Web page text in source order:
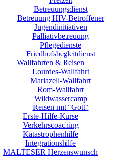
Betreuungsdienst
Betreuung HIV-Betroffener
Jugendinitiativen
Palliativbetreuung
Pflegedienste
Friedhofsbegleitdienst
Wallfahrten & Reisen
Lourdes-Wallfahrt
Mariazell-Wallfahrt
Rom-Wallfahrt
Wildwassercamp
Reisen mit "Gott"
Erste-Hilfe-Kurse
Verkehrscoaching
Katastrophenhilfe
Integrationshilfe
MALTESER Herzenswunsch